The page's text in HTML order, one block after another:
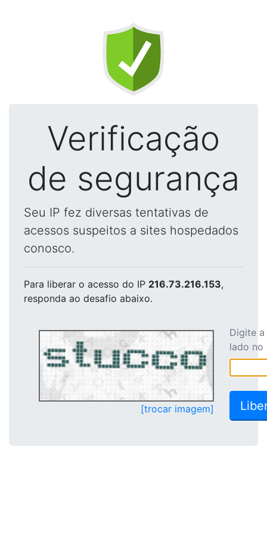
Verificação
de segurança
Seu IP fez diversas tentativas de
acessos suspeitos a sites hospedados
conosco.
Para liberar o acesso do IP 216.73.216.153,
responda ao desafio abaixo.
[trocar imagem]
Digite
lado no